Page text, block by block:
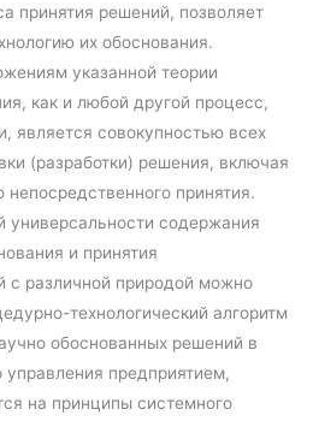
принятия решений, позволяет
их обоснования.
указанной теории
как и любой другой процесс,
является совокупностью всех
(разработки) решения, включая
непосредственного принятия.
универсальности содержания
и принятия
с различной природой можно
технологический алгоритм
обоснованных решений в
управления предприятием,
на принципы системного